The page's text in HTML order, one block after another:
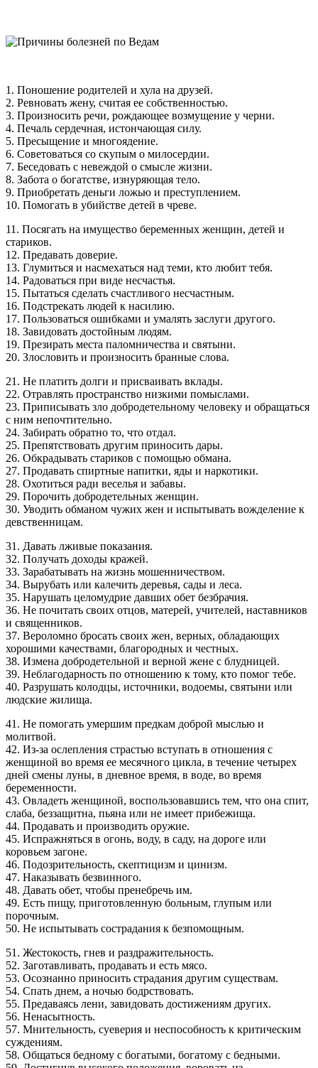
1. Поношение родителей и хула на друзей.
2. Ревновать жену, считая ее собственностью.
3. Произносить речи, рождающее возмущение у черни.
4. Печаль сердечная, истончающая силу.
5. Пресыщение и многоядение.
6. Советоваться со скупым о милосердии.
7. Беседовать с невеждой о смысле жизни.
8. Забота о богатстве, изнуряющая тело.
9. Приобретать деньги ложью и преступлением.
10. Помогать в убийстве детей в чреве.
11. Посягать на имущество беременных женщин, детей и
стариков.
12. Предавать доверие.
13. Глумиться и насмехаться над теми, кто любит тебя.
14. Радоваться при виде несчастья.
15. Пытаться сделать счастливого несчастным.
16. Подстрекать людей к насилию.
17. Пользоваться ошибками и умалять заслуги другого.
18. Завидовать достойным людям.
19. Презирать места паломничества и святыни.
20. Злословить и произносить бранные слова.
21. Не платить долги и присваивать вклады.
22. Отравлять пространство низкими помыслами.
23. Приписывать зло добродетельному человеку и обращаться
с ним непочтительно.
24. Забирать обратно то, что отдал.
25. Препятствовать другим приносить дары.
26. Обкрадывать стариков с помощью обмана.
27. Продавать спиртные напитки, яды и наркотики.
28. Охотиться ради веселья и забавы.
29. Порочить добродетельных женщин.
30. Уводить обманом чужих жен и испытывать вожделение к
девственницам.
31. Давать лживые показания.
32. Получать доходы кражей.
33. Зарабатывать на жизнь мошенничеством.
34. Вырубать или калечить деревья, сады и леса.
35. Нарушать целомудрие давших обет безбрачия.
36. Не почитать своих отцов, матерей, учителей, наставников
и священников.
37. Вероломно бросать своих жен, верных, обладающих
хорошими качествами, благородных и честных.
38. Измена добродетельной и верной жене с блудницей.
39. Неблагодарность по отношению к тому, кто помог тебе.
40. Разрушать колодцы, источники, водоемы, святыни или
людские жилища.
41. Не помогать умершим предкам доброй мыслью и
молитвой.
42. Из-за ослепления страстью вступать в отношения с
женщиной во время ее месячного цикла, в течение четырех
дней смены луны, в дневное время, в воде, во время
беременности.
43. Овладеть женщиной, воспользовавшись тем, что она спит,
слаба, беззащитна, пьяна или не имеет прибежища.
44. Продавать и производить оружие.
45. Испражняться в огонь, воду, в саду, на дороге или
коровьем загоне.
46. Подозрительность, скептицизм и цинизм.
47. Наказывать безвинного.
48. Давать обет, чтобы пренебречь им.
49. Есть пищу, приготовленную больным, глупым или
порочным.
50. Не испытывать сострадания к безпомощным.
51. Жестокость, гнев и раздражительность.
52. Заготавливать, продавать и есть мясо.
53. Осознанно приносить страдания другим существам.
54. Спать днем, а ночью бодрствовать.
55. Предаваясь лени, завидовать достижениям других.
56. Ненасытность.
57. Мнительность, суеверия и неспособность к критическим
суждениям.
58. Общаться бедному с богатыми, богатому с бедными.